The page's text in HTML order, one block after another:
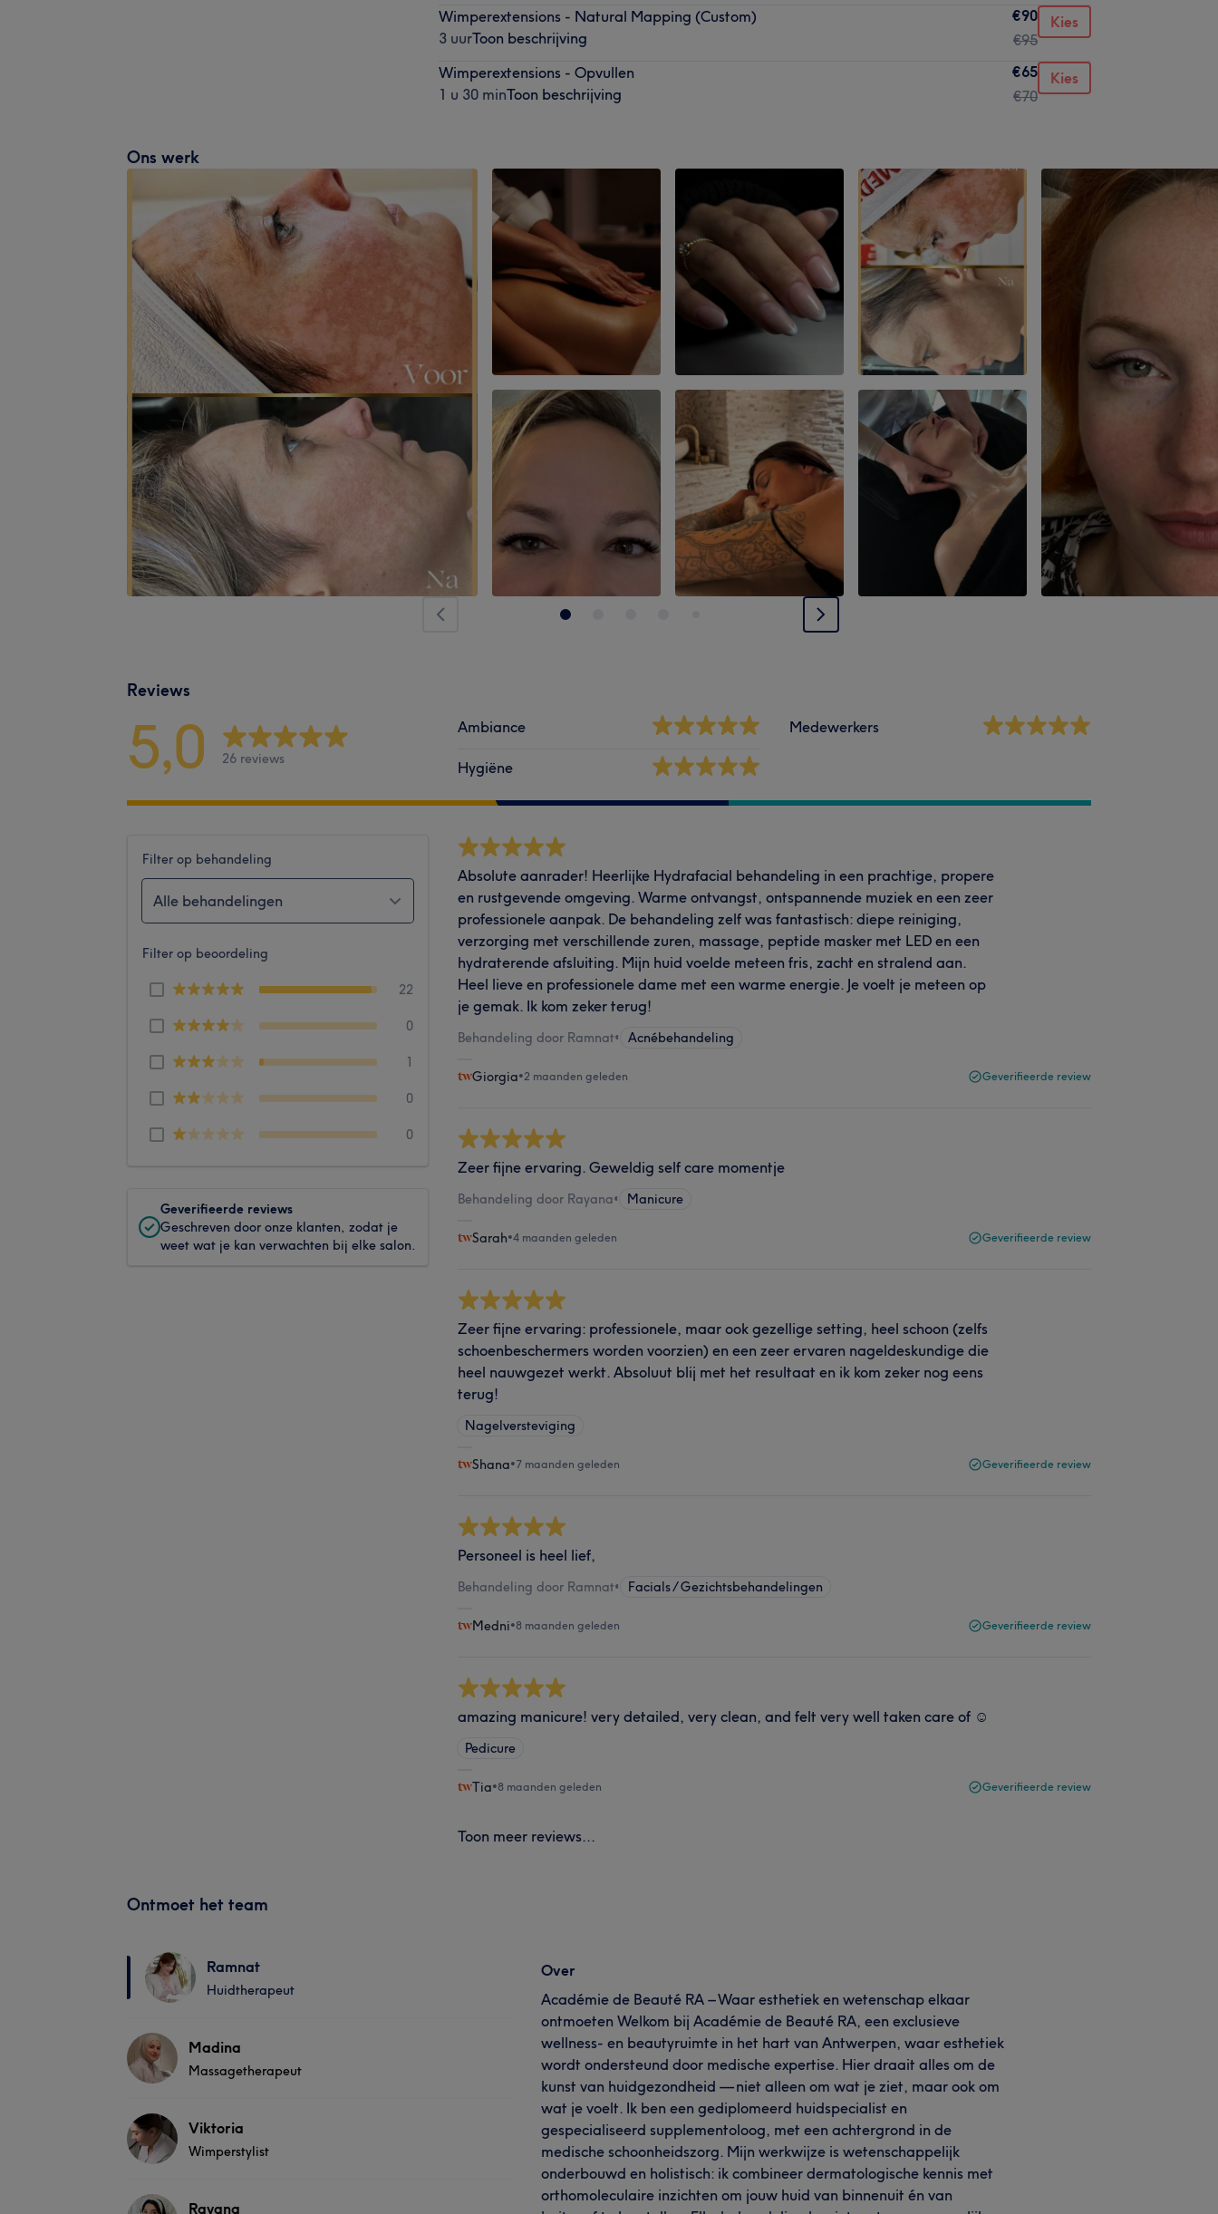
Wimperextensions - Natural Mapping (Custom)
3 uurToon beschrijving
€90
€95
Kies
Wimperextensions - Opvullen
1 u 30 minToon beschrijving
€65
€70
Kies
Ons werk
Reviews
5,0 26 reviews
Ambiance
Hygiëne
Medewerkers
Filter op behandeling
Alle behandelingen
Filter op beoordeling
22
0
1
0
0
Geverifieerde reviews
Geschreven door onze klanten, zodat je
weet wat je kan verwachten bij elke salon.
Absolute aanrader! Heerlijke Hydrafacial behandeling in een prachtige, propere
en rustgevende omgeving. Warme ontvangst, ontspannende muziek en een zeer
professionele aanpak. De behandeling zelf was fantastisch: diepe reiniging,
verzorging met verschillende zuren, massage, peptide masker met LED en een
hydraterende afsluiting. Mijn huid voelde meteen fris, zacht en stralend aan.
Heel lieve en professionele dame met een warme energie. Je voelt je meteen op
je gemak. Ik kom zeker terug!
Behandeling door Ramnat• Acnébehandeling
Giorgia•2 maanden geleden Geverifieerde review
Zeer fijne ervaring. Geweldig self care momentje
Behandeling door Rayana• Manicure
Sarah•4 maanden geleden Geverifieerde review
Zeer fijne ervaring: professionele, maar ook gezellige setting, heel schoon (zelfs
schoenbeschermers worden voorzien) en een zeer ervaren nageldeskundige die
heel nauwgezet werkt. Absoluut blij met het resultaat en ik kom zeker nog eens
terug!
Nagelversteviging
Shana•7 maanden geleden Geverifieerde review
Personeel is heel lief,
Behandeling door Ramnat• Facials / Gezichtsbehandelingen
Medni•8 maanden geleden Geverifieerde review
amazing manicure! very detailed, very clean, and felt very well taken care of ☺️
Pedicure
Tia•8 maanden geleden Geverifieerde review
Toon meer reviews...
Ontmoet het team
Ramnat
Huidtherapeut
Madina
Massagetherapeut
Viktoria
Wimperstylist
Rayana
Over
Académie de Beauté RA – Waar esthetiek en wetenschap elkaar
ontmoeten Welkom bij Académie de Beauté RA, een exclusieve
wellness- en beautyruimte in het hart van Antwerpen, waar esthetiek
wordt ondersteund door medische expertise. Hier draait alles om de
kunst van huidgezondheid — niet alleen om wat je ziet, maar ook om
wat je voelt. Ik ben een gediplomeerd huidspecialist en
gespecialiseerd supplementoloog, met een achtergrond in de
medische schoonheidszorg. Mijn werkwijze is wetenschappelijk
onderbouwd en holistisch: ik combineer dermatologische kennis met
orthomoleculaire inzichten om jouw huid van binnenuit én van